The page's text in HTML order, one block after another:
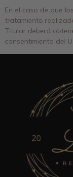
En el caso de que
tratamiento
Titular deberá
consentimiento del